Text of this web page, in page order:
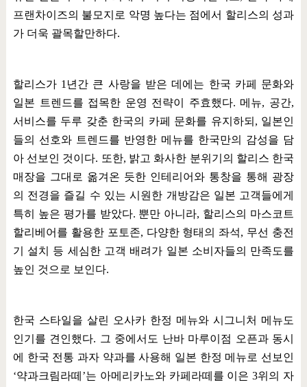
프랜차이즈의 불모지로 악명 높다는 점에서 할리스의 성과
가 더욱 괄목할만하다.
할리스가 1 년간 큰 사랑을 받은 데에는 한국 카페 문화와
일본 트렌드를 접목한 운영 전략이 주효했다. 메뉴, 공간,
서비스를 두루 갖춘 한국의 카페 문화를 유지하되 , 일본인
들의 선호와 트렌드를 반영한 메뉴를 한국만의 감성을 담
아 선보인 것이다. 또한, 밝고 화사한 분위기의 할리스 한국
매장을 그대로 옮겨온 듯한 인테리어와 통창을 통해 광장
의 전경을 즐길 수 있는 시원한 개방감은 일본 고객들에게
특히 높은 평가를 받았다. 뿐만 아니라, 할리스의 마스코트
할리베어를 활용한 포토존, 다양한 형태의 좌석, 무선 충전
기 설치 등 세심한 고객 배려가 일본 소비자들의 만족도를
높인 것으로 보인다.
한국 스타일을 살린 오사카 한정 메뉴와 시그니처 메뉴도
인기를 견인했다. 그 중에서도 난바 마루이점 오픈과 동시
에 한국 전통 과자 약과를 사용해 일본 한정 메뉴로 선보인
‘약과크림라떼 ’는 아메리카노와 카페라떼를 이은3위의 자